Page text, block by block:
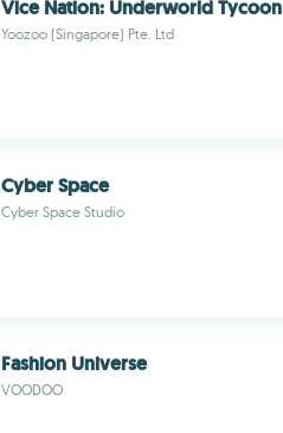
Vice Nation: Underworld Tycoon
Yoozoo (Singapore) Pte. Ltd
Cyber Space
Cyber Space Studio
Fashion Universe
VOODOO